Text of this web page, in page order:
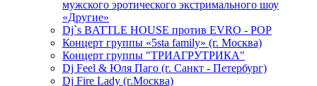
мужского эротического экстримального шоу
«Другие»
Dj`s BATTLE HOUSE против EVRO - POP
Концерт группы «5sta family» (г. Москва)
Концерт группы "ТРИАГРУТРИКА"
Dj Feel & Юля Паго (г. Санкт - Петербург)
Dj Fire Lady (г.Москва)